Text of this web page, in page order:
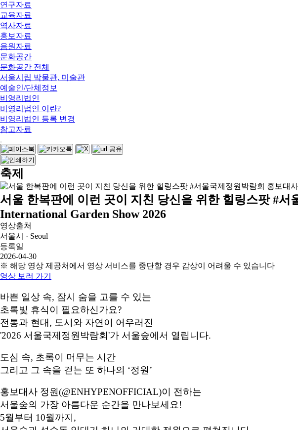
연구자료
교육자료
역사자료
홍보자료
음원자료
문화공간
문화공간 전체
서울시립 박물관, 미술관
예술인/단체정보
비영리법인
비영리법인 이란?
비영리법인 등록 변경
참고자료
축제
서울 한복판에 이런 곳이 지친 당신을 위한 힐링스팟 #
International Garden Show 2026
영상출처
서울시 · Seoul
등록일
2026-04-30
※ 해당 영상 제공처에서 영상 서비스를 중단할 경우 감상이 어려울 수 있습니다
영상 보러 가기
바쁜 일상 속, 잠시 숨을 고를 수 있는
초록빛 휴식이 필요하신가요?
전통과 현대, 도시와 자연이 어우러진
'2026 서울국제정원박람회'가 서울숲에서 열립니다.
도심 속, 초록이 머무는 시간
그리고 그 속을 걷는 또 하나의 ‘정원’
홍보대사 정원(@ENHYPENOFFICIAL)이 전하는
서울숲의 가장 아름다운 순간을 만나보세요!
5월부터 10월까지,